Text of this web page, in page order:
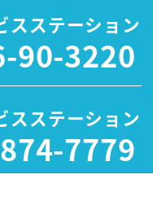
スステーション
90-3220
スステーション
7779